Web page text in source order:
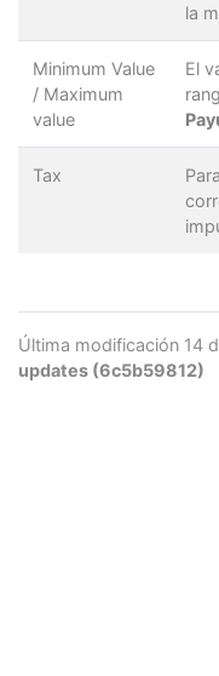
la
Minimum Value
/ Maximum
value
El
Tax
Última modificación 14
updates (6c5b59812)